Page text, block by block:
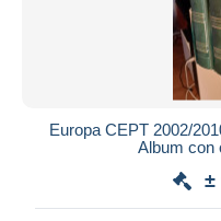
Europa CEPT 2002/
Album con
±